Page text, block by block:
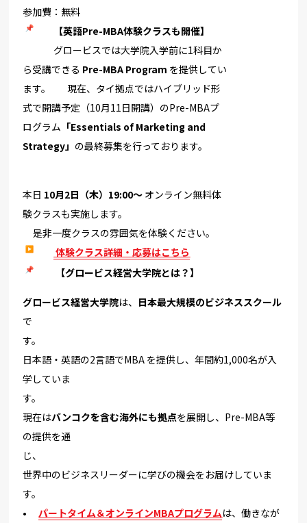
参加費：無料
【英語Pre-MBA体験クラスも開催】
グロービスでは大学院入学前に1科目か
ら受講できる Pre-MBA Program を提供してい
ます。 現在、 タイ拠点ではハイブリッド形
式で開講予定（10月11日開講） のPre-MBAプ
ログラム 「Essentials of Marketing and
Strategy」 の最終募集を行っております。
本日 10月2日（木）19:00～ オンライン無料体
験クラスも実施します。
是非一度クラスの雰囲気を体験ください。
体験クラス詳細・応募はこちら
【グロービス経営大学院とは？】
グロービス経営大学院は、 日本最大規模のビジネススクール
で
す
日本語・英語の2言語でMBA を提供し、年間約1,000名が入
学していま
す。
現在はバンコクを含む海外にも拠点を展開し、Pre-MBA等
の提供を通
じ、
世界中のビジネスリーダーに学びの機会をお届けしていま
す。
• パートタイム＆オンラインMBAプログラムは、働きなが